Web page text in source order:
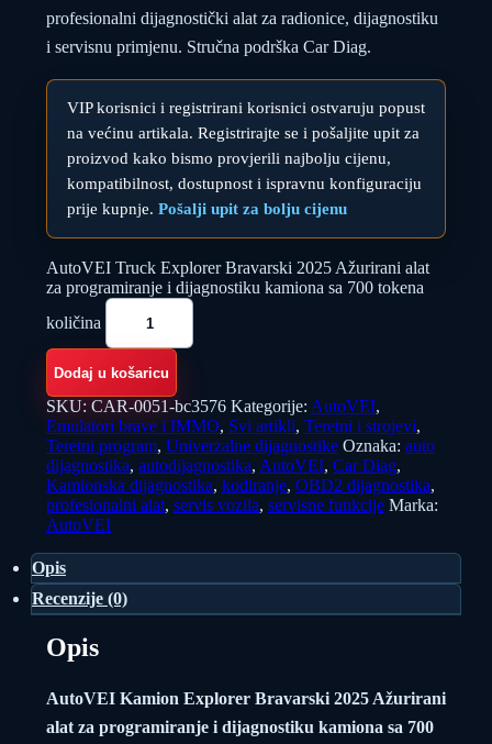
profesionalni dijagnostički alat za radionice, dijagnostiku
i servisnu primjenu. Stručna podrška Car Diag.
VIP korisnici i registrirani korisnici ostvaruju popust
na većinu artikala. Registrirajte se i pošaljite upit za
proizvod kako bismo provjerili najbolju cijenu,
kompatibilnost, dostupnost i ispravnu konfiguraciju
prije kupnje. Pošalji upit za bolju cijenu
AutoVEI Truck Explorer Bravarski 2025 Ažurirani alat
za programiranje i dijagnostiku kamiona sa 700 tokena
količina
Dodaj u košaricu
SKU: CAR-0051-bc3576 Kategorije: AutoVEI,
Emulatori brave i IMMO, Svi artikli, Teretni i strojevi,
Teretni program, Univerzalne dijagnostike Oznaka: auto
dijagnostika, autodijagnostika, AutoVEI, Car Diag,
Kamionska dijagnostika, kodiranje, OBD2 dijagnostika,
profesionalni alat, servis vozila, servisne funkcije Marka:
AutoVEI
Opis
Recenzije (0)
Opis
AutoVEI Kamion Explorer Bravarski 2025 Ažurirani
alat za programiranje i dijagnostiku kamiona sa 700